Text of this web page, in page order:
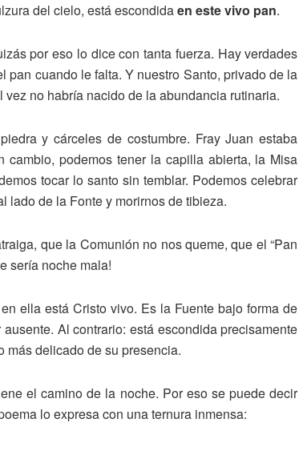
del cielo, está escondidaen este vivo pan.
por eso lo dice con tanta fuerza. Hay verdades
cuando le falta. Y nuestro Santo, privado de la
no habría nacido de la abundancia rutinaria.
y cárceles de costumbre. Fray Juan estaba
cambio, podemos tener la capilla abierta, la Misa
tocar lo santo sin temblar. Podemos celebrar
lado de la Fonte y morirnos de tibieza.
que la Comunión no nos queme, que el “Pan
sería noche mala!
ella está Cristo vivo. Es la Fuente bajo forma de
Al contrario: está escondida precisamente
más delicado de su presencia.
el camino de la noche. Por eso se puede decir
lo expresa con una ternura inmensa: